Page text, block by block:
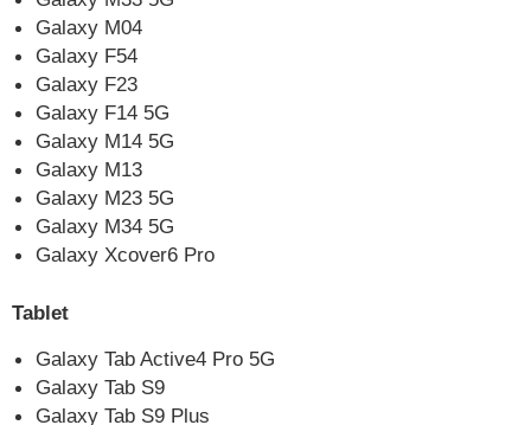
Galaxy M04
Galaxy F54
Galaxy F23
Galaxy F14 5G
Galaxy M14 5G
Galaxy M13
Galaxy M23 5G
Galaxy M34 5G
Galaxy Xcover6 Pro
Tablet
Galaxy Tab Active4 Pro 5G
Galaxy Tab S9
Galaxy Tab S9 Plus